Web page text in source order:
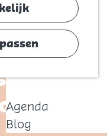
Blijf
Eten
Slapen
Agenda
Blog